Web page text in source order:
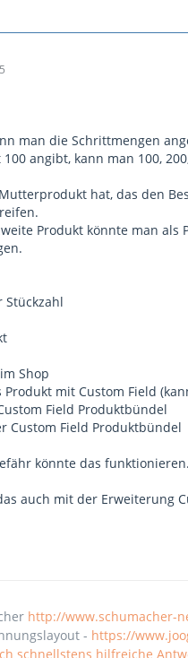
man die Schrittmengen
angibt, kann man 100,
hat, das den
Produkt könnte man
Shop
Produkt mit Custom Field
Field Produktbündel
Custom Field Produktbündel
könnte das funktionieren.
auch mit der Erweiterung
http://www.schumacher-
- https://
schnellstens hilfreiche